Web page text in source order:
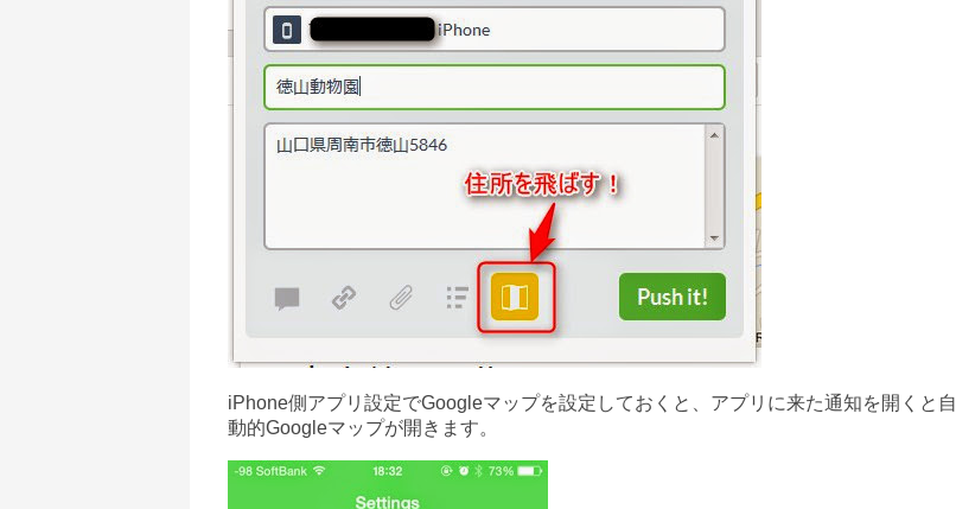
iPhone側アプリ設定でGoogleマップを設定しておくと、アプリに来た通知を開くと自
動的Googleマップが開きます。